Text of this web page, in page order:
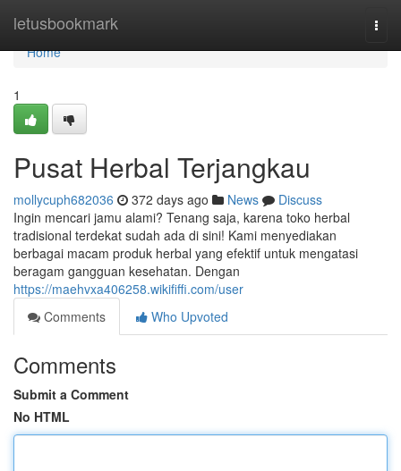
letusbookmark
Home
Home
1
Pusat Herbal Terjangkau
mollycuph682036 372 days ago News
Discuss
Ingin mencari jamu alami? Tenang saja, karena toko herbal
tradisional terdekat sudah ada di sini! Kami menyediakan
berbagai macam produk herbal yang efektif untuk mengatasi
beragam gangguan kesehatan. Dengan
https://maehvxa406258.wikififfi.com/user
Comments
Who Upvoted
Comments
Submit a Comment
No HTML